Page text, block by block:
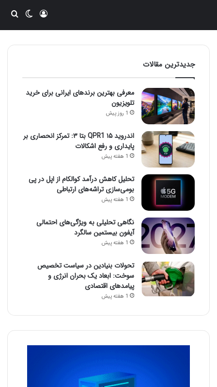
ورودتغییر
جدیدترین مقالات
معرفی بهترین برندهای ایرانی برای خرید
تلویزیون
1 روز پیش
اندروید ۱۵ QPR1 بتا ۳: تمرکز انحصاری بر
پایداری و رفع اشکالات
1 هفته پیش
تحلیل کاهش درآمد کوالکام از اپل در پی
بومی‌سازی تراشه‌های ارتباطی
1 هفته پیش
نگاهی تحلیلی به ویژگی‌های احتمالی
آیفون بیستمین سالگرد
1 هفته پیش
تحولات بنیادین در سیاست تخصیص
سوخت: ابعاد یک بحران انرژی و
پیامدهای اقتصادی
1 هفته پیش